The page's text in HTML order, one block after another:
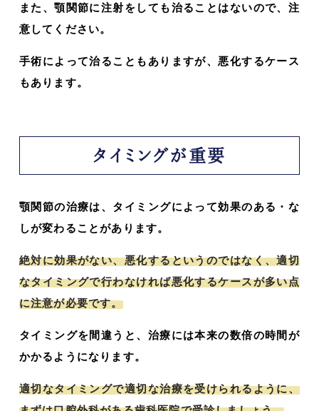
また、顎関節に注射をしても治ることはないので、注
意してください。
手術によって治ることもありますが、悪化するケース
もあります。
タイミングが重要
顎関節の治療は、タイミングによって効果のある・な
しが変わることがあります。
絶対に効果がない、悪化するというのではなく、適切
なタイミングで行わなければ悪化するケースが多い点
に注意が必要です。
タイミングを間違うと、治療には本来の数倍の時間が
かかるようになります。
適切なタイミングで適切な治療を受けられるように、